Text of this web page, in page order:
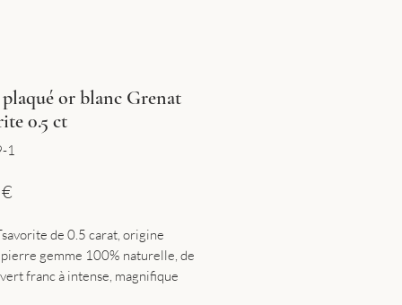
plaqué or blanc Grenat
0.5 ct
1
de 0.5 carat, origine
gemme 100% naturelle, de
franc à intense, magnifique